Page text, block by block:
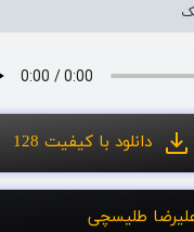
دانلود با کیفیت 128
طلیسچی